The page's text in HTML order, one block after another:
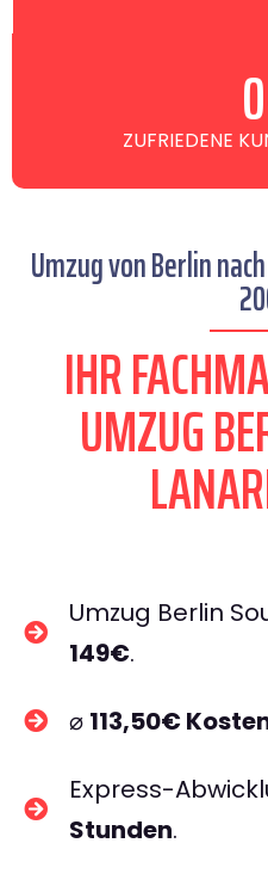
ZUFRIEDENE 0
Umzug von Berlin
IHR
UMZUG
Umzug Berlin
149€.
⌀ 113,50€
Express-
Stunden.